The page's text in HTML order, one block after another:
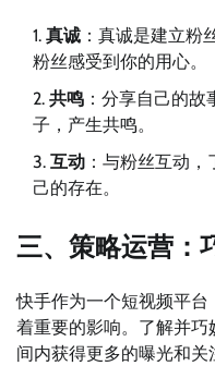
真诚 ：真诚是建立粉
粉丝感受到你的用心。
共鸣 ：分享自己的
子，产生共鸣。
互动 ：与粉丝互动
己的存在。
三、策略运营：
快手作为一个短视频平
着重要的影响。了解并
间内获得更多的曝光和关